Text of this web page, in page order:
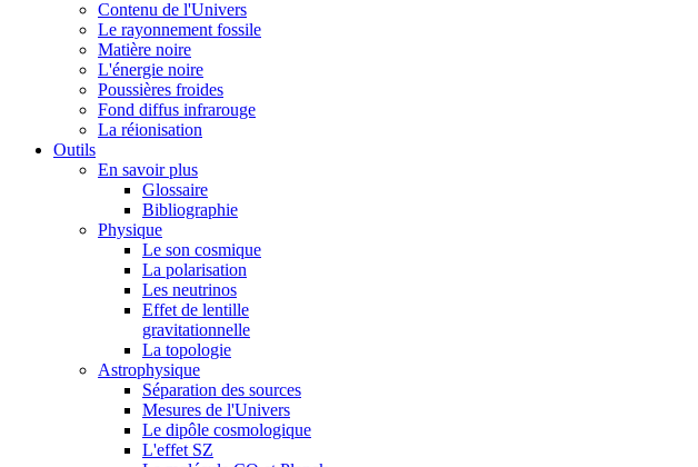
Contenu de l'Univers
Le rayonnement fossile
Matière noire
L'énergie noire
Poussières froides
Fond diffus infrarouge
La réionisation
Outils
En savoir plus
Glossaire
Bibliographie
Physique
Le son cosmique
La polarisation
Les neutrinos
Effet de lentille
gravitationnelle
La topologie
Astrophysique
Séparation des sources
Mesures de l'Univers
Le dipôle cosmologique
L'effet SZ